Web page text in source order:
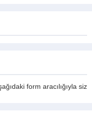
form aracılığıyla siz